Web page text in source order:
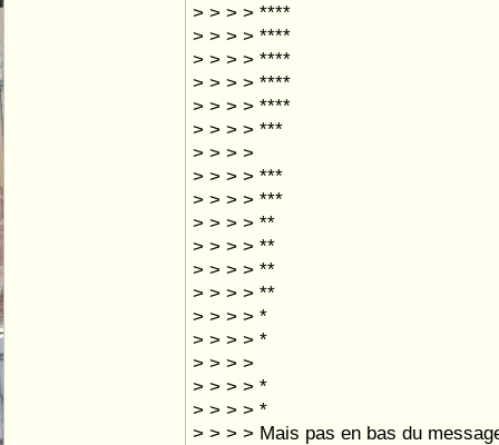
> > > > ****
> > > > ****
> > > > ****
> > > > ****
> > > > ****
> > > > ***
> > > >
> > > > ***
> > > > ***
> > > > **
> > > > **
> > > > **
> > > > **
> > > > *
> > > > *
> > > >
> > > > *
> > > > *
> > > > Mais pas en bas du